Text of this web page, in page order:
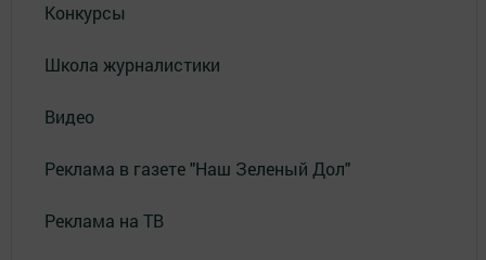
Конкурсы
Школа журналистики
Видео
Реклама в газете "Наш Зеленый Дол"
Реклама на ТВ